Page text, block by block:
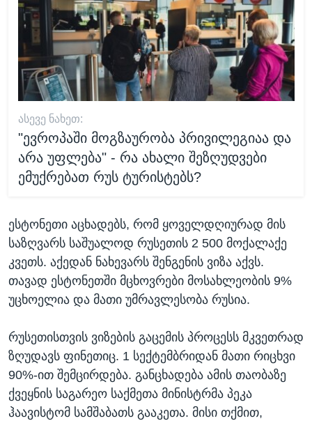
ᲐᲡᲔᲕᲔ ᲜᲐᲮᲔᲗ:
"ევროპაში მოგზაურობა პრივილეგიაა და
არა უფლება" - რა ახალი შეზღუდვები
ემუქრებათ რუს ტურისტებს?
ესტონეთი აცხადებს, რომ ყოველდღიურად მის
საზღვარს საშუალოდ რუსეთის 2 500 მოქალაქე
კვეთს. აქედან ნახევარს შენგენის ვიზა აქვს.
თავად ესტონეთში მცხოვრები მოსახლეობის 9%
უცხოელია და მათი უმრავლესობა რუსია.
რუსეთისთვის ვიზების გაცემის პროცესს მკვეთრად
ზღუდავს ფინეთიც. 1 სექტემბრიდან მათი რიცხვი
90%-ით შემცირდება. განცხადება ამის თაობაზე
ქვეყნის საგარეო საქმეთა მინისტრმა პეკა
ჰაავისტომ სამშაბათს გააკეთა. მისი თქმით,